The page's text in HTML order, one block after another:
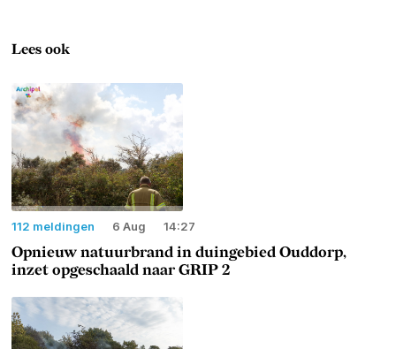
Lees ook
112 meldingen 6 Aug 14:27
Opnieuw natuurbrand in duingebied Ouddorp,
inzet opgeschaald naar GRIP 2